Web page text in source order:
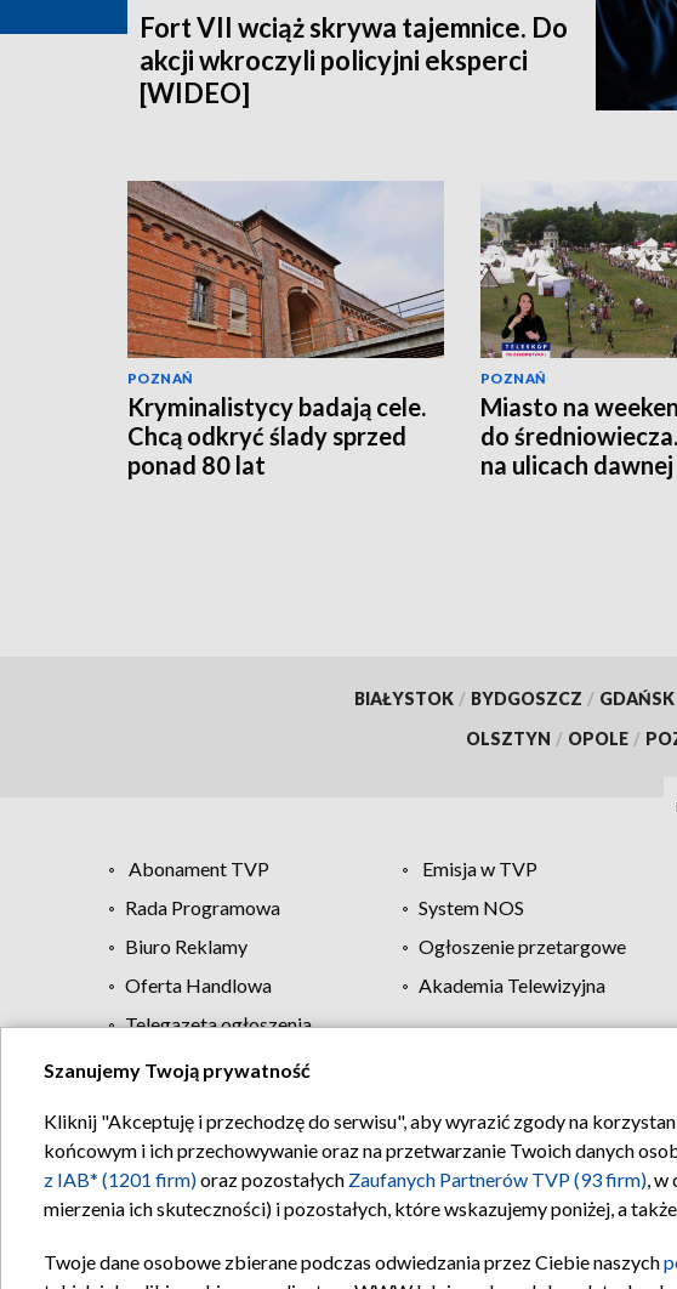
Fort VII wciąż skrywa tajemnice. Do
akcji wkroczyli policyjni eksperci
[WIDEO]
POZNAŃ
Kryminalistycy badają cele.
Chcą odkryć ślady sprzed
ponad 80 lat
POZNAŃ
Miasto na
do
na ulicach
BIAŁYSTOK / BYDGOSZCZ / GDAŃSK
OLSZTYN / OPOLE /
Abonament TVP Emisja w TVP
Rada Programowa
System NOS
Biuro Reklamy
Ogłoszenie przetargowe
Oferta Handlowa
Akademia Telewizyjna
Telegazeta ogłoszenia
Regulamin TVP Polityka
Szanujemy Twoją prywatność
Kliknij "Akceptuję i przechodzę do serwisu", aby wyrazić zgody na
końcowym i ich przechowywanie oraz na przetwarzanie Twoich danych
z IAB* (1201 firm)oraz pozostałych Zaufanych Partnerów TVP (93 firm), w
mierzenia ich skuteczności) i pozostałych, które wskazujemy poniżej, a
Twoje dane osobowe zbierane podczas odwiedzania przez Ciebie naszych